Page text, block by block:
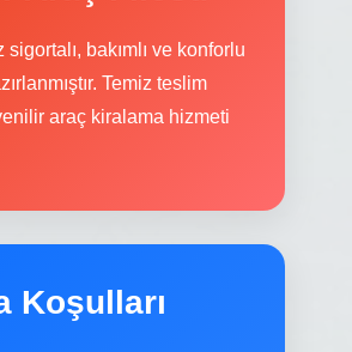
sigortalı, bakımlı ve konforlu
Temiz teslim
araç kiralama hizmeti
Koşulları